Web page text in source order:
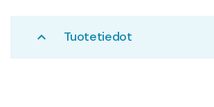
expand_less Tuotetiedot